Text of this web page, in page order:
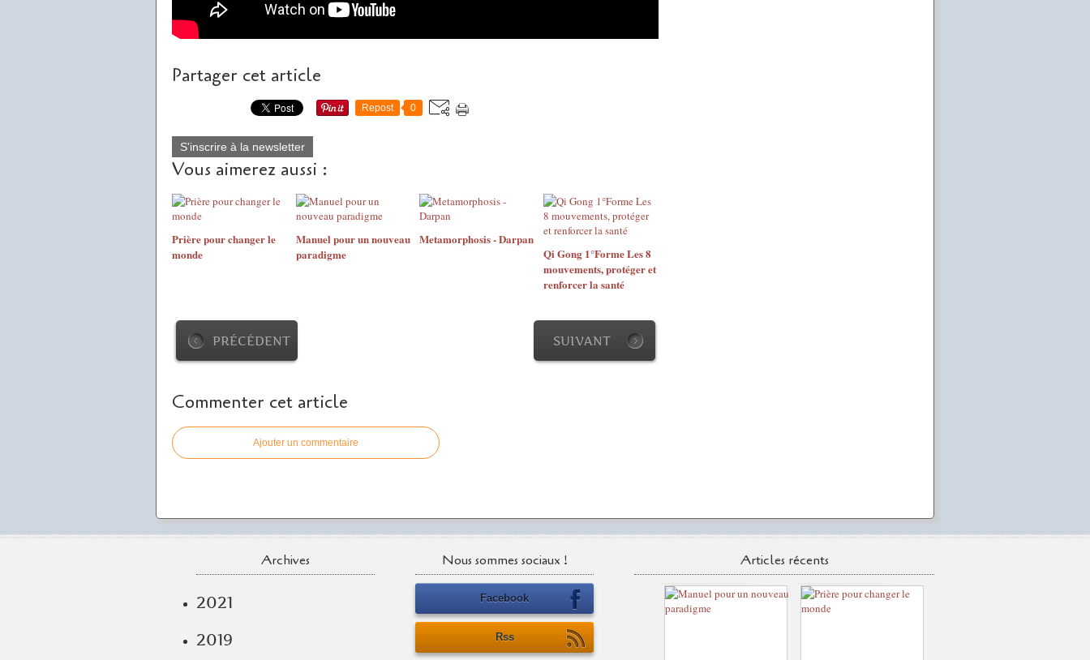
Partager cet article
Repost 0
S'inscrire à la newsletter
Vous aimerez aussi :
Prière pour changer le
monde
Manuel pour un nouveau
paradigme
Metamorphosis - Darpan
Qi Gong 1°Forme Les 8
mouvements, protéger et
renforcer la santé
PRÉCÉDENT SUIVANT
Commenter cet article
Ajouter un commentaire
Archives
2021
2019
Nous sommes sociaux !
Facebook
Rss
Articles récents